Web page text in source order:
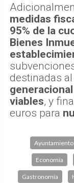
medidas
95% de la
Bienes
destinadas al
viables, y
euros para
Economía
Gastronomía